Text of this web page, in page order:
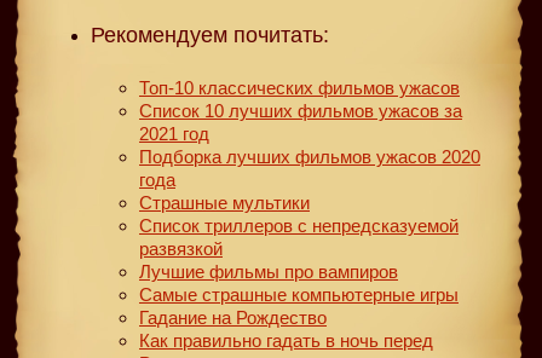
Рекомендуем почитать:
Топ-10 классических фильмов ужасов
Список 10 лучших фильмов ужасов за
2021 год
Подборка лучших фильмов ужасов 2020
года
Страшные мультики
Список триллеров с непредсказуемой
развязкой
Лучшие фильмы про вампиров
Самые страшные компьютерные игры
Гадание на Рождество
Как правильно гадать в ночь перед